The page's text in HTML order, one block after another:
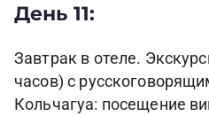
День 11:
Завтрак в отеле.
часов) с
Кольчагуа: посещение